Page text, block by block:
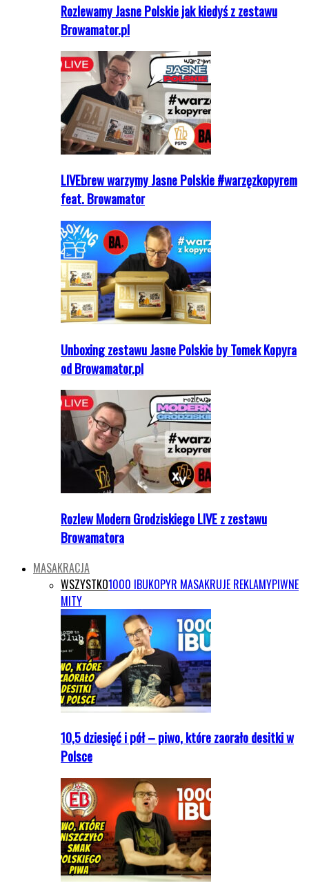
Rozlewamy Jasne Polskie jak kiedyś z zestawu
Browamator.pl
LIVEbrew warzymy Jasne Polskie #warzęzkopyrem
feat. Browamator
Unboxing zestawu Jasne Polskie by Tomek Kopyra
od Browamator.pl
Rozlew Modern Grodziskiego LIVE z zestawu
Browamatora
MASAKRACJA
WSZYSTKO1000 IBUKOPYR MASAKRUJE REKLAMYPIWNE
MITY
10,5 dziesięć i pół – piwo, które zaorało desitki w
Polsce